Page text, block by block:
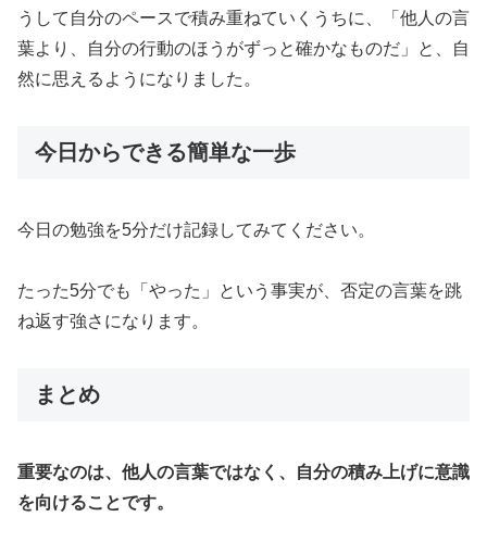
うして自分のペースで積み重ねていくうちに、「他人の言
葉より、自分の行動のほうがずっと確かなものだ」と、自
然に思えるようになりました。
今日からできる簡単な一歩
今日の勉強を5分だけ記録してみてください。
たった5分でも「やった」という事実が、否定の言葉を跳
ね返す強さになります。
まとめ
重要なのは、他人の言葉ではなく、自分の積み上げに意識
を向けることです。